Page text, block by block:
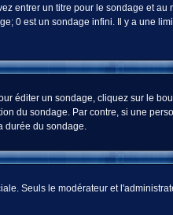
entrer un titre pour le sondage et
0 est un sondage infini. Il y a une
éditer un sondage, cliquez sur le
du sondage. Par contre, si une
durée du sondage.
Seuls le modérateur et